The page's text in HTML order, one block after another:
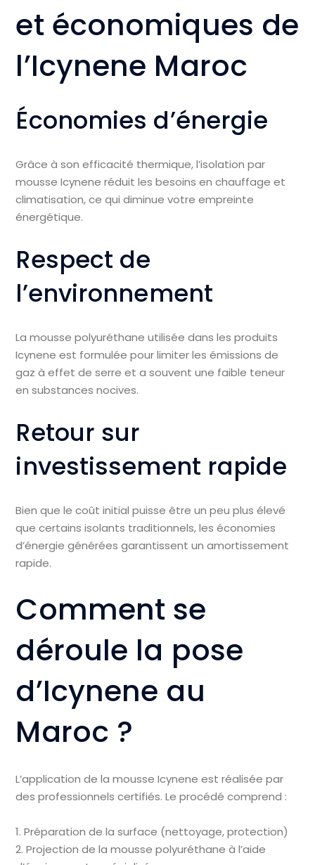
et économiques de
l’Icynene Maroc
Économies d’énergie
Grâce à son efficacité thermique, l’isolation par
mousse Icynene réduit les besoins en chauffage et
climatisation, ce qui diminue votre empreinte
énergétique.
Respect de
l’environnement
La mousse polyuréthane utilisée dans les produits
Icynene est formulée pour limiter les émissions de
gaz à effet de serre et a souvent une faible teneur
en substances nocives.
Retour sur
investissement rapide
Bien que le coût initial puisse être un peu plus élevé
que certains isolants traditionnels, les économies
d’énergie générées garantissent un amortissement
rapide.
Comment se
déroule la pose
d’Icynene au
Maroc ?
L’application de la mousse Icynene est réalisée par
des professionnels certifiés. Le procédé comprend :
1. Préparation de la surface (nettoyage, protection)
2. Projection de la mousse polyuréthane à l’aide